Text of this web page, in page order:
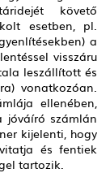
követő
esetben, pl.
a
visszáru
leszállított és
vonatkozóan.
ellenében,
jóváíró számlán
kijelenti, hogy
és fentiek
tartozik.